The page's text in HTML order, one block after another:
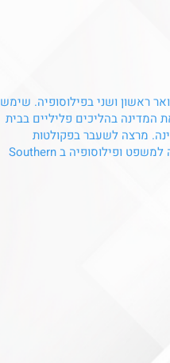
ראשון ושני בפילוסופיה. שימש
המדינה בהליכים פליליים בבית
מרצה לשעבר בפקולטות
למשפטים של אוניברסיטת תל-אביב ובר-אילן וכיום מרצה למשפט ופילוסופיה ב Southern